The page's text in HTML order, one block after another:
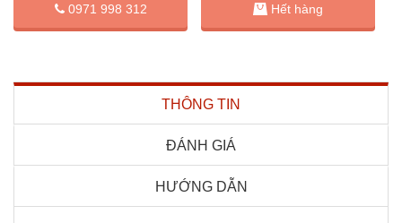
0971 998 312 Hết hàng
THÔNG TIN
ĐÁNH GIÁ
HƯỚNG DẪN